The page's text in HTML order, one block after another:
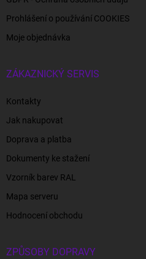
Prohlášení o používání COOKIES
Moje objednávka
ZÁKAZNICKÝ SERVIS
Kontakty
Jak nakupovat
Doprava a platba
Dokumenty ke stažení
Vzorník barev RAL
Mapa serveru
Hodnocení obchodu
ZPŮSOBY DOPRAVY